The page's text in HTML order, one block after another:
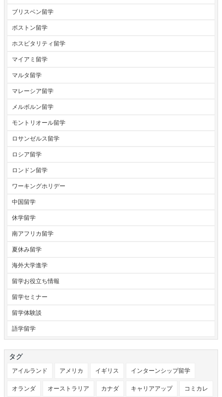
ブリスベン留学
ボストン留学
ホスピタリティ留学
マイアミ留学
マルタ留学
マレーシア留学
メルボルン留学
モントリオール留学
ロサンゼルス留学
ロシア留学
ロンドン留学
ワーキングホリデー
中国留学
休学留学
南アフリカ留学
夏休み留学
海外大学進学
留学お役立ち情報
留学セミナー
留学体験談
語学留学
タグ
アイルランド アメリカ イギリス インターンシップ留学
オランダ オーストラリア カナダ キャリアアップ コミカレ